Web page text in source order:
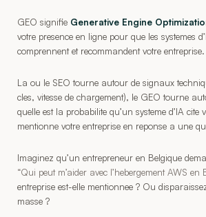
GEO signifie Generative Engine
votre presence en ligne pour que les systemes
comprennent et recommandent votre entreprise.
La ou le SEO tourne autour de signaux
cles, vitesse de chargement), le GEO tourne
quelle est la probabilite qu’un systeme d’IA cite
mentionne votre entreprise en reponse a une
Imaginez qu’un entrepreneur en Belgique
“Qui peut m’aider avec l’hebergement AWS en
entreprise est-elle mentionnee ? Ou
masse ?